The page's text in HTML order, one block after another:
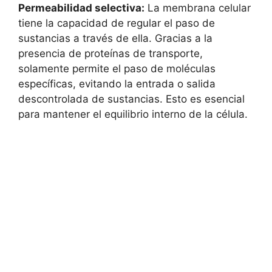
Permeabilidad selectiva: La membrana celular
‍tiene la capacidad ‍de regular ⁢el⁢ paso de
sustancias a⁣ través de ella. Gracias a la
presencia⁢ de proteínas de transporte,
solamente‍ permite el paso de ⁢moléculas
específicas, evitando‍ la ‌entrada o salida
⁢descontrolada de sustancias. Esto es esencial
para mantener el‌ equilibrio interno de ‌la célula.